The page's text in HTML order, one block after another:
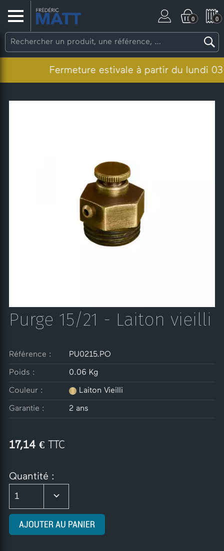
0 0
Fermeture estivale à partir du lundi 03
Purge 15/21 - Laiton vieilli
Référence : PU0215.PO
Poids : 0.06 Kg
Couleur : Laiton Vieilli
Garantie : 2 ans
17,14 € TTC
Quantité :
1
AJOUTER AU PANIER